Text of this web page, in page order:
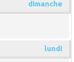
dimanche
lundi